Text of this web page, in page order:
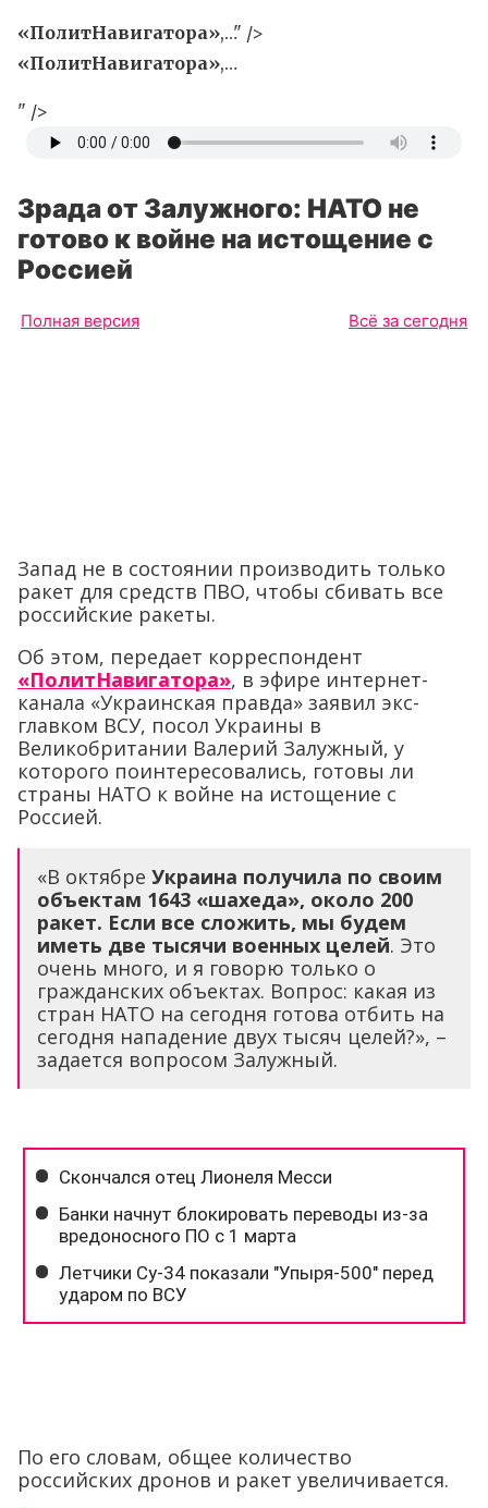
«ПолитНавигатора»,…" />
«ПолитНавигатора»,…
" />
Зрада от Залужного: НАТО не
готово к войне на истощение с
Россией
Полная версия Всё за сегодня
Запад не в состоянии производить только
ракет для средств ПВО, чтобы сбивать все
российские ракеты.
Об этом, передает корреспондент
«ПолитНавигатора», в эфире интернет-
канала «Украинская правда» заявил экс-
главком ВСУ, посол Украины в
Великобритании Валерий Залужный, у
которого поинтересовались, готовы ли
страны НАТО к войне на истощение с
Россией.
«В октябре Украина получила по своим
объектам 1643 «шахеда», около 200
ракет. Если все сложить, мы будем
иметь две тысячи военных целей. Это
очень много, и я говорю только о
гражданских объектах. Вопрос: какая из
стран НАТО на сегодня готова отбить на
сегодня нападение двух тысяч целей?», –
задается вопросом Залужный.
По его словам, общее количество
российских дронов и ракет увеличивается.